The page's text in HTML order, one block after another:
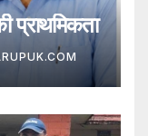
प्राथमिकता